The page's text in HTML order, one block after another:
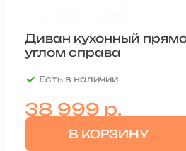
Диван кухонный
углом справа
Есть в наличии
38 999 р.
В КОРЗИНУ